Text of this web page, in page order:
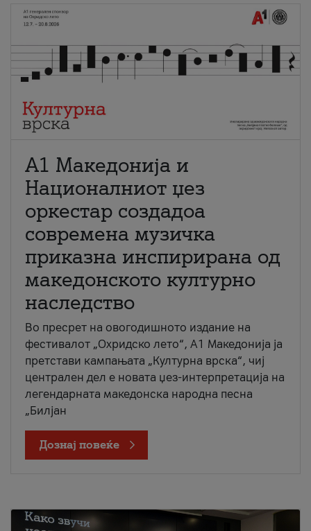
А1 Македонија и
Националниот џез
оркестар создадоа
современа музичка
приказна инспирирана од
македонското културно
наследство
Во пресрет на овогодишното издание на
фестивалот „Охридско лето“, А1 Македонија ја
претстави кампањата „Културна врска“, чиј
централен дел е новата џез-интерпретација на
легендарната македонска народна песна
„Билјан
Дознај повеќе